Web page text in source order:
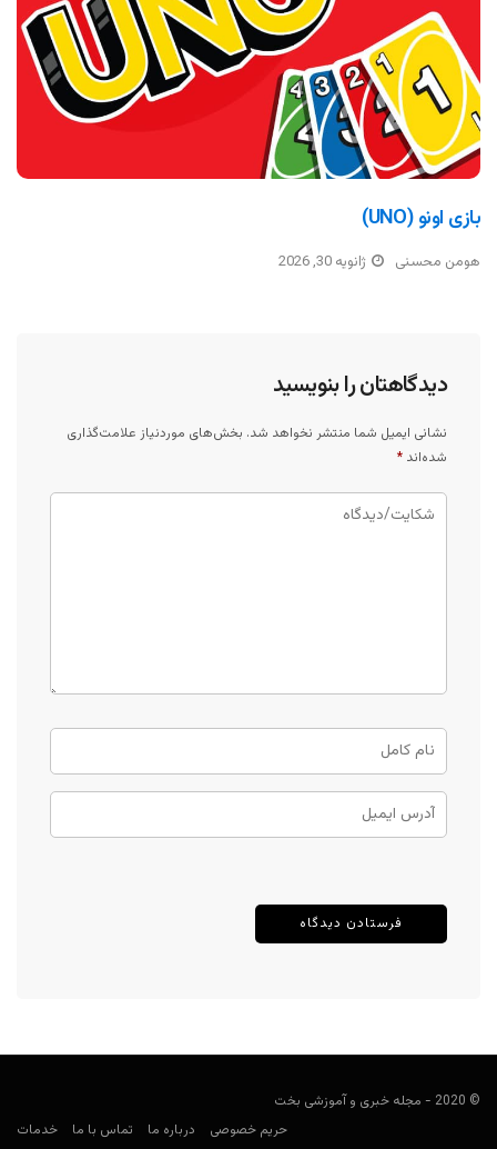
بازی اونو (UNO)
هومن محسنی ژانویه 30, 2026
دیدگاهتان را بنویسید
نشانی ایمیل شما منتشر نخواهد شد. بخش‌های موردنیاز علامت‌گذاری
شده‌اند *
© 2020 - مجله خبری و آموزشی بخت
حریم خصوصی
درباره ما تماس با ما خدمات